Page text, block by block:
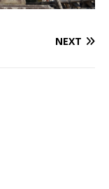
NEXT